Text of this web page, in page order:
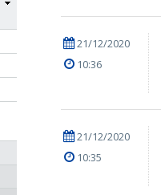
21/12/2020
10:36
21/12/2020
10:35